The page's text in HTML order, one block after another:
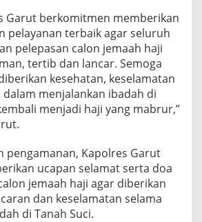
Garut berkomitmen memberikan
pelayanan terbaik agar seluruh
pelepasan calon jemaah haji
tertib dan lancar. Semoga
kesehatan, keselamatan
menjalankan ibadah di
menjadi haji yang mabrur,”
pengamanan, Kapolres Garut
ucapan selamat serta doa
jemaah haji agar diberikan
dan keselamatan selama
di Tanah Suci.